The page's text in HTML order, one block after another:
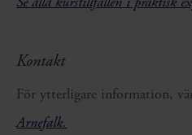
Kontakt
För ytterligare information,
Arnefalk.